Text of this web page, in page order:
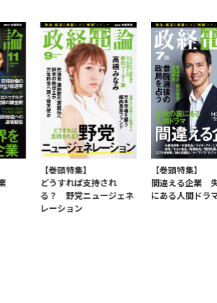
【巻頭特集】
どうすれば支持され
る？ 野党ニュージェネ
レーション
【巻頭特集】
間違える企業 失敗の裏
にある人間ドラマ